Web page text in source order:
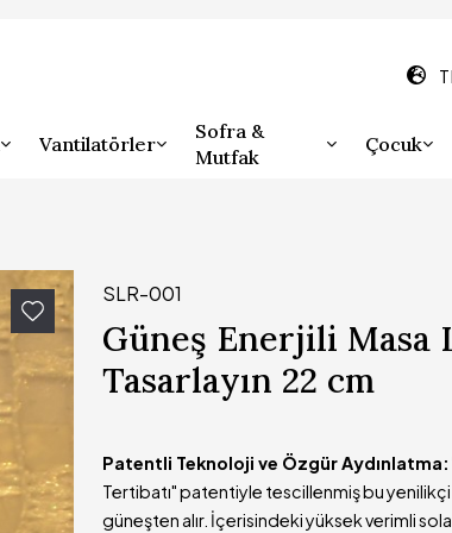
Vantilatörler
Sofra &
Mutfak
Çocuk
SLR-001
Güneş Enerjili Masa
Tasarlayın 22 cm
Patentli Teknoloji ve Özgür Aydınlatma:
Tertibatı" patentiyle tescillenmiş bu
güneşten alır. İçerisindeki yüksek verimli